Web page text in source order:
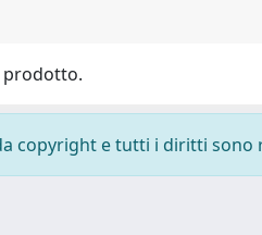
prodotto.
copyright e tutti i diritti sono